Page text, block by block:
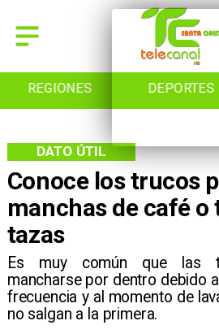
REGIONES DEPORTES
Conoce los trucos
manchas de café o
tazas
Es muy común que las
mancharse por dentro debido
frecuencia y al momento de
no salgan a la primera.
DATO ÚTIL